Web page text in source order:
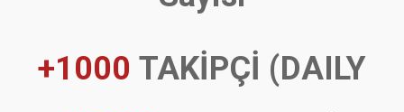
+1000 TAKİPÇİ (DAILY